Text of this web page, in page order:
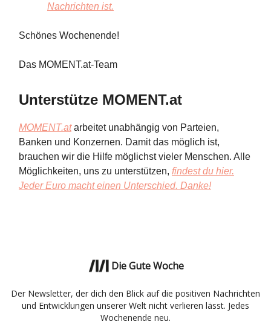
Nachrichten ist.
Schönes Wochenende!
Das MOMENT.at-Team
Unterstütze MOMENT.at
MOMENT.atarbeitet unabhängig von Parteien,
Banken und Konzernen. Damit das möglich ist,
brauchen wir die Hilfe möglichst vieler Menschen. Alle
Möglichkeiten, uns zu unterstützen, findest du hier.
Jeder Euro macht einen Unterschied. Danke!
Die Gute Woche
Der Newsletter, der dich den Blick auf die positiven Nachrichten
und Entwicklungen unserer Welt nicht verlieren lässt. Jedes
Wochenende neu.